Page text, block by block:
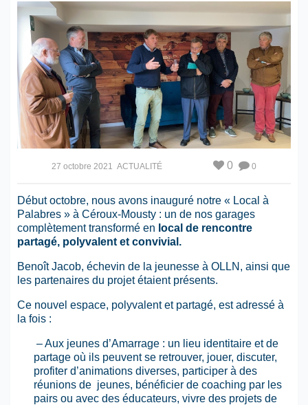
27 octobre 2021 ACTUALITÉ 0
0
Début octobre, nous avons inauguré notre « Local à
Palabres » à Céroux-Mousty : un de nos garages
complètement transformé en local de rencontre
partagé, polyvalent et convivial.
Benoît Jacob, échevin de la jeunesse à OLLN, ainsi que
les partenaires du projet étaient présents.
Ce nouvel espace, polyvalent et partagé, est adressé à
la fois :
– Aux jeunes d’Amarrage : un lieu identitaire et de
partage où ils peuvent se retrouver, jouer, discuter,
profiter d’animations diverses, participer à des
réunions de jeunes, bénéficier de coaching par les
pairs ou avec des éducateurs, vivre des projets de